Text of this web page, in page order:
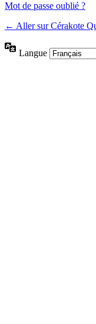
Mot de passe oublié ?
← Aller sur Cérakote
Langue